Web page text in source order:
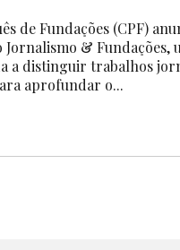
de Fundações (CPF)
& Fundações,
a distinguir trabalhos
aprofundar o...